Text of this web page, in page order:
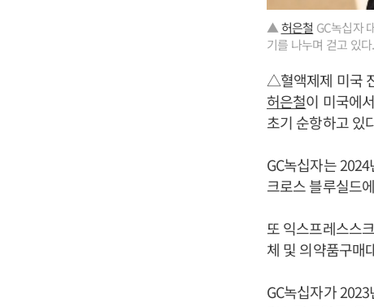
▲허은철 GC녹십자
기를 나누며 걷고 있
△혈액제제 미국
허은철이 미국에
초기 순항하고 있
GC녹십자는
크로스 블루실드
또 익스프레스스
체 및 의약품구매
GC녹십자가